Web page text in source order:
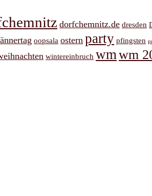
dorfchemnitz.de dresden
oopsala ostern party pfingsten
wintereinbruch wm wm